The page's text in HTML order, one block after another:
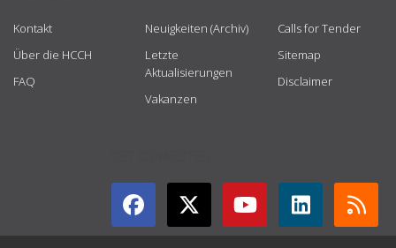
Kontakt
Über die HCCH
FAQ
Neuigkeiten (Archiv)
Letzte
Aktualisierungen
Vakanzen
Calls for Tender
Sitemap
Disclaimer